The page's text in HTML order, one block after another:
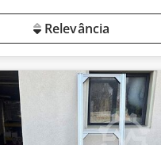
Relevância